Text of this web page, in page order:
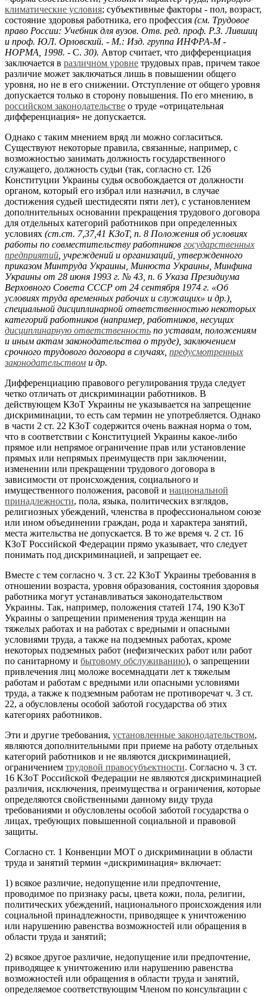
климатические условия; субъективные факторы - пол, возраст,
состояние здоровья работника, его профессия (см. Трудовое
право России: Учебник для вузов. Отв. ред. проф. Р.З. Лившиц
и проф. ЮЛ. Орловский. - М.: Изд. группа ИНФРА-М -
НОРМА, 1998. - С. 30). Автор считает, что дифференциация
заключается в различном уровне трудовых прав, причем такое
различие может заключаться лишь в повышении общего
уровня, но не в его снижении. Отступление от общего уровня
допускается только в сторону повышения. По его мнению, в
российском законодательстве о труде «отрицательная
дифференциация» не допускается.
Однако с таким мнением вряд ли можно согласиться.
Существуют некоторые правила, связанные, например, с
возможностью занимать должность государственного
служащего, должность судьи (так, согласно ст. 126
Конституции Украины судья освобождается от должности
органом, который его избрал или назначил, в случае
достижения судьей шестидесяти пяти лет), с установлением
дополнительных основании прекращения трудового договора
для отдельных категорий работников при определенных
условиях (ст.ст. 7,37,41 КЗоТ, п. 8 Положения об условиях
работы по совместительству работников государственных
предприятий , учреждений и организаций, утвержденного
приказом Минтруда Украины, Минюста Украины, Минфина
Украины от 28 июня 1993 г. № 43, п. 6 Указа Президиума
Верховного Совета СССР от 24 сентября 1974 г. «Об
условиях труда временных рабочих и служащих» и др.),
специальной дисциплинарной ответственностью некоторых
категорий работников (например, работников, несущих
дисциплинарную ответственность по уставам, положениям
и иным актам законодательства о труде), заключением
срочного трудового договора в случаях, предусмотренных
законодательством и др.
Дифференциацию правового регулирования труда следует
четко отличать от дискриминации работников. В
действующем КЗоТ Украины не указывается на запрещение
дискриминации, то есть сам термин не употребляется. Однако
в части 2 ст. 22 КЗоТ содержится очень важная норма о том,
что в соответствии с Конституцией Украины какое-либо
прямое или непрямое ограничение прав или установление
прямых или непрямых преимуществ при заключении,
изменении или прекращении трудового договора в
зависимости от происхождения, социального и
имущественного положения, расовой и национальной
принадлежности, пола, языка, политических взглядов,
религиозных убеждений, членства в профессиональном союзе
или ином объединении граждан, рода и характера занятий,
места жительства не допускается. В то же время ч. 2 ст. 16
КЗоТ Российской Федерации прямо указывает, что следует
понимать под дискриминацией, и запрещает ее.
Вместе с тем согласно ч. 3 ст. 22 КЗоТ Украины требования в
отношении возраста, уровня образования, состояния здоровья
работника могут устанавливаться законодательством
Украины. Так, например, положения статей 174, 190 КЗоТ
Украины о запрещении применения труда женщин на
тяжелых работах и на работах с вредными и опасными
условиями труда, а также на подземных работах, кроме
некоторых подземных работ (нефизических работ или работ
по санитарному и бытовому обслуживанию), о запрещении
привлечения лиц моложе восемнадцати лет к тяжелым
работам и работам с вредными или опасными условиями
труда, а также к подземным работам не противоречат ч. 3 ст.
22, а обусловлены особой заботой государства об этих
категориях работников.
Эти и другие требования, установленные законодательством,
являются дополнительными при приеме на работу отдельных
категорий работников и не являются дискриминацией,
ограничением трудовой правосубъектности. Согласно ч. 3 ст.
16 КЗоТ Российской Федерации не являются дискриминацией
различия, исключения, преимущества и ограничения, которые
определяются свойственными данному виду труда
требованиями и обусловлены особой заботой государства о
лицах, требующих повышенной социальной и правовой
защиты.
Согласно ст. 1 Конвенции МОТ о дискриминации в области
труда и занятий термин «дискриминация» включает:
1) всякое различие, недопущение или предпочтение,
проводимое по признаку расы, цвета кожи, пола, религии,
политических убеждений, национального происхождения или
социальной принадлежности, приводящее к уничтожению
или нарушению равенства возможностей или обращения в
области труда и занятий;
2) всякое другое различие, недопущение или предпочтение,
приводящее к уничтожению или нарушению равенства
возможностей или обращения в области труда и занятий,
определяемое соответствующим Членом по консультации с